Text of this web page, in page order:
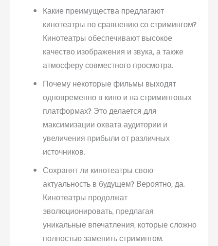
Какие преимущества предлагают
кинотеатры по сравнению со стримингом?
Кинотеатры обеспечивают высокое
качество изображения и звука, а также
атмосферу совместного просмотра.
Почему некоторые фильмы выходят
одновременно в кино и на стриминговых
платформах?Это делается для
максимизации охвата аудитории и
увеличения прибыли от различных
источников.
Сохранят ли кинотеатры свою
актуальность в будущем?Вероятно, да.
Кинотеатры продолжат
эволюционировать, предлагая
уникальные впечатления, которые сложно
полностью заменить стримингом.